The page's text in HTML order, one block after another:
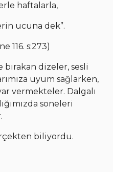
haftalarla,
ucuna dek”.
116. s:273)
dizeler, sesli
uyum sağlarken,
vermekteler. Dalgalı
soneleri
biliyordu.